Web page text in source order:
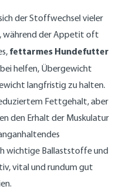
der Stoffwechsel vieler
während der Appetit oft
fettarmes Hundefutter
helfen, Übergewicht
langfristig zu halten.
Fettgehalt, aber
den Erhalt der Muskulatur
wichtige Ballaststoffe und
vital und rundum gut